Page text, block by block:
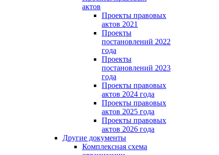
актов
Проекты правовых
актов 2021
Проекты
постановлений 2022
года
Проекты
постановлений 2023
года
Проекты правовых
актов 2024 года
Проекты правовых
актов 2025 года
Проекты правовых
актов 2026 года
Другие документы
Комплексная схема